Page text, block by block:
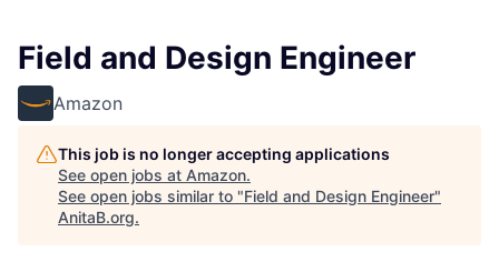
Field and Design Engineer
Amazon
This job is no longer accepting applications
See open jobs at Amazon.
See open jobs similar to "Field and Design Engineer"
AnitaB.org.